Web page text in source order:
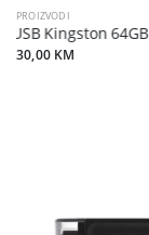
PROIZVODI
USB Kingston
30,00 KM